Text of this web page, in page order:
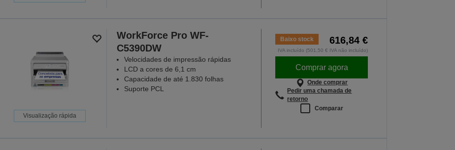
Visualização rápida
WorkForce Pro WF-
C5390DW
Velocidades de impressão rápidas
LCD a cores de 6,1 cm
Capacidade de até 1.830 folhas
Suporte PCL
Baixo stock 616,84 €
IVA incluído (501,50 € IVA não incluído)
Comprar agora
Onde comprar
Pedir uma chamada de
retorno
Comparar